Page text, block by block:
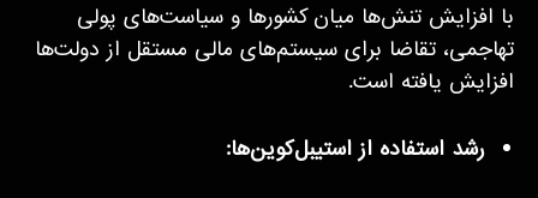
با افزایش تنش‌ها میان کشورها و سیاست‌های پولی
تهاجمی، تقاضا برای سیستم‌های مالی مستقل از دولت‌ها
افزایش یافته است.
رشد استفاده از استیبل‌کوین‌ها: